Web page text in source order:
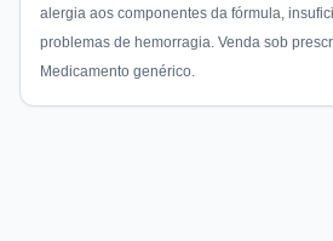
alergia aos componentes da fórmula,
problemas de hemorragia. Venda sob
Medicamento genérico.